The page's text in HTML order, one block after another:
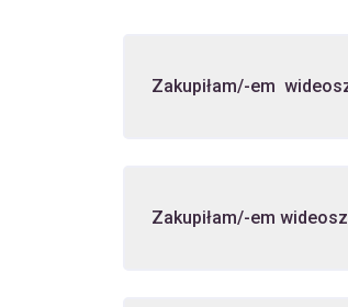
Zakupiłam/-em